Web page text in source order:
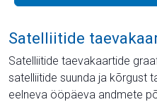
Satelliitide
Satelliitide taevakaartide
satelliitide suunda ja kõrgust
eelneva ööpäeva andmete